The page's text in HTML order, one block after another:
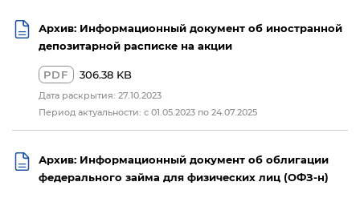
Архив: Информационный документ об иностранной
депозитарной расписке на акции
PDF 306.38 KB
Дата раскрытия: 27.10.2023
Период актуальности: с 01.05.2023 по 24.07.2025
Архив: Информационный документ об облигации
федерального займа для физических лиц (ОФЗ-н)